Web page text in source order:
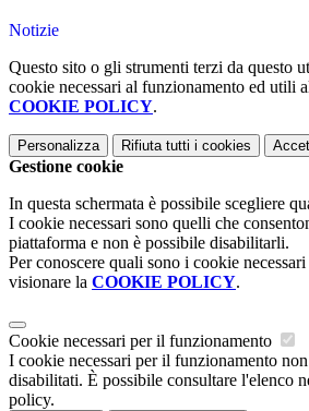
Notizie
Questo sito o gli strumenti terzi da questo
cookie necessari al funzionamento ed utili
COOKIE POLICY.
Personalizza Rifiuta tutti i cookies
Gestione cookie
In questa schermata è possibile scegliere
I cookie necessari sono quelli che
piattaforma e non è possibile disabilitarli.
Per conoscere quali sono i cookie
visionare la COOKIE POLICY.
Cookie necessari per il funzionamento
I cookie necessari per il funzionamento non
disabilitati. È possibile consultare l'elenco
policy.